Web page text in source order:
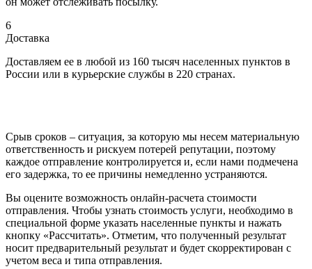
6
Доставка
Доставляем ее в любой из 160 тысяч населенных пунктов в
России или в курьерские службы в 220 странах.
Срыв сроков – ситуация, за которую мы несем материальную
ответственность и рискуем потерей репутации, поэтому
каждое отправление контролируется и, если нами подмечена
его задержка, то ее причины немедленно устраняются.
Вы оцените возможность онлайн-расчета стоимости
отправления. Чтобы узнать стоимость услуги, необходимо в
специальной форме указать населенные пункты и нажать
кнопку «Рассчитать». Отметим, что полученный результат
носит предварительный результат и будет скорректирован с
учетом веса и типа отправления.